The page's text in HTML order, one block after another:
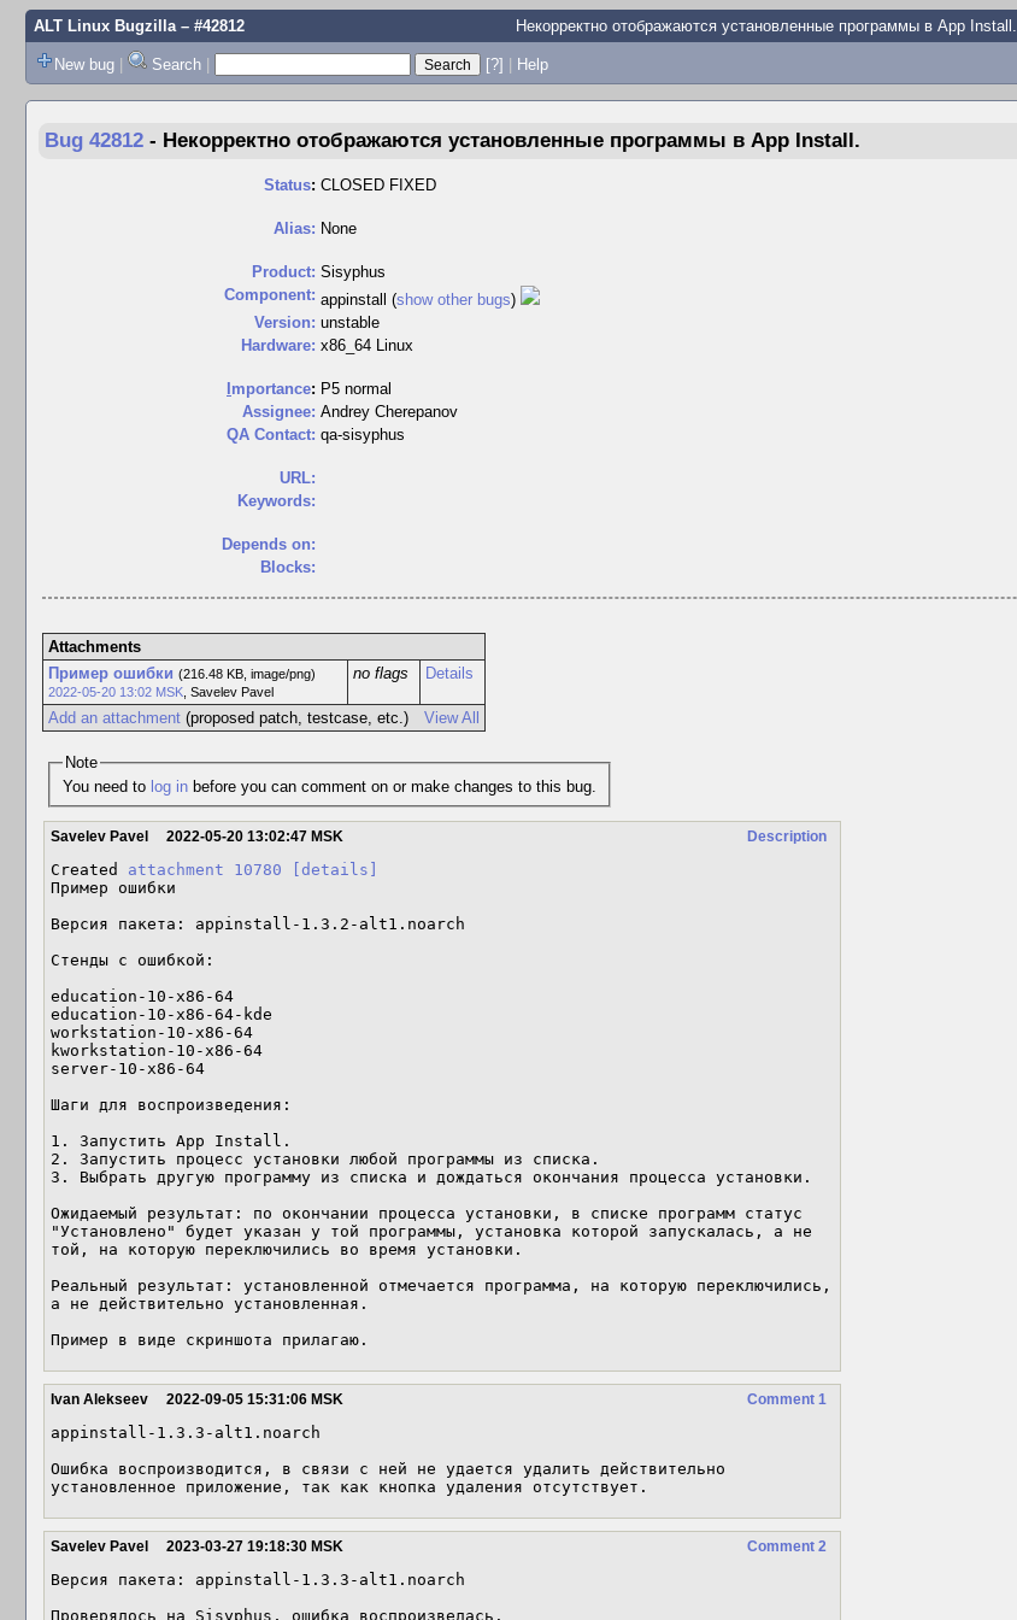
ALT Linux Bugzilla– #42812 Некорректно отображаются установленные программы в App Install.
New bug | Search | [?] | Help
Bug 42812 - Некорректно отображаются установленные программы в App Install.
Status: CLOSED FIXED
Alias: None
Product: Sisyphus
Component: appinstall (show other bugs)
Version: unstable
Hardware: x86_64 Linux
mportance: P5 normal
Assignee: Andrey Cherepanov
QA Contact: qa-sisyphus
URL:
Keywords:
Depends on:
Blocks:
Attachments
Пример ошибки (216.48 KB, image/png)
2022-05-20 13:02 MSK, Savelev Pavel
no flags Details
View All
Add an attachment(proposed patch, testcase, etc.)
Note
You need to log in before you can comment on or make changes to this bug.
Description
Savelev Pavel 2022-05-20 13:02:47 MSK
Created attachment 10780
[details]
Пример ошибки
Версия пакета: appinstall-1.3.2-alt1.noarch
Стенды с ошибкой:
education-10-x86-64
education-10-x86-64-kde
workstation-10-x86-64
kworkstation-10-x86-64
server-10-x86-64
Шаги для воспроизведения:
1. Запустить App Install.
2. Запустить процесс установки любой программы из списка.
3. Выбрать другую программу из списка и дождаться окончания процесса установки.
Ожидаемый результат: по окончании процесса установки, в списке программ статус
"Установлено" будет указан у той программы, установка которой запускалась, а не
той, на которую переключились во время установки.
Реальный результат: установленной отмечается программа, на которую переключились,
а не действительно установленная.
Пример в виде скриншота прилагаю.
Comment 1
Ivan Alekseev 2022-09-05 15:31:06 MSK
appinstall-1.3.3-alt1.noarch
Ошибка воспроизводится, в связи с ней не удается удалить действительно
установленное приложение, так как кнопка удаления отсутствует.
Comment 2
Savelev Pavel 2023-03-27 19:18:30 MSK
Версия пакета: appinstall-1.3.3-alt1.noarch
Проверялось на Sisyphus, ошибка воспроизвелась.